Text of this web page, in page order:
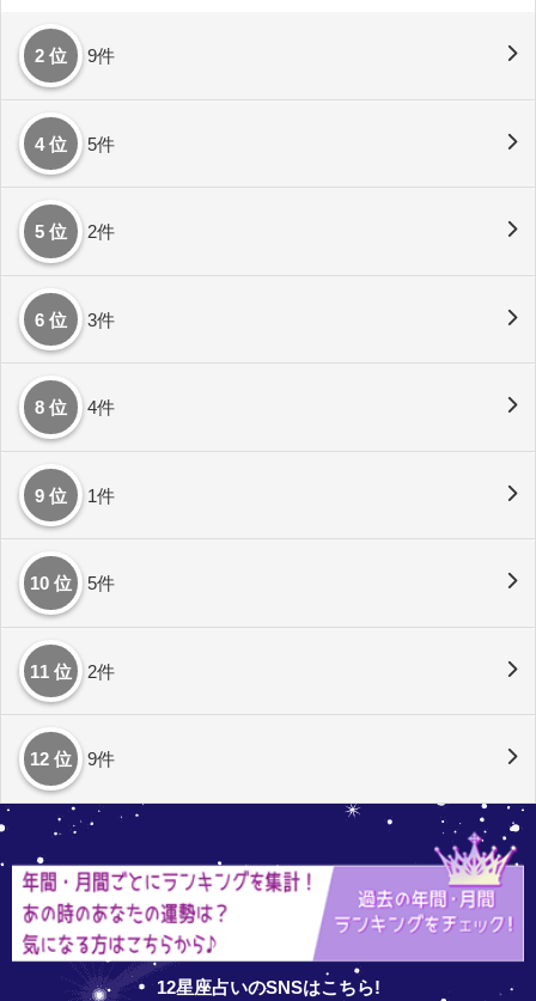
2 位 9件
4 位 5件
5 位 2件
6 位 3件
8 位 4件
9 位 1件
10 位 5件
11 位 2件
12 位 9件
12星座占いのSNSはこちら!